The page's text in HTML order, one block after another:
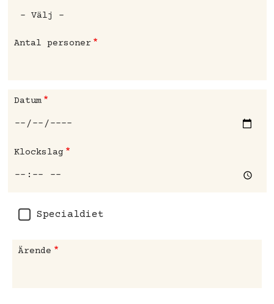
Antal personer
Datum
Klockslag
Specialdiet
Ärende